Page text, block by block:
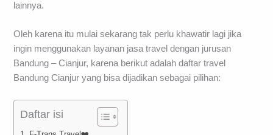
lainnya.
Oleh karena itu mulai sekarang tak perlu khawatir lagi jika
ingin menggunakan layanan jasa travel dengan jurusan
Bandung – Cianjur, karena berikut adalah daftar travel
Bandung Cianjur yang bisa dijadikan sebagai pilihan:
Daftar isi